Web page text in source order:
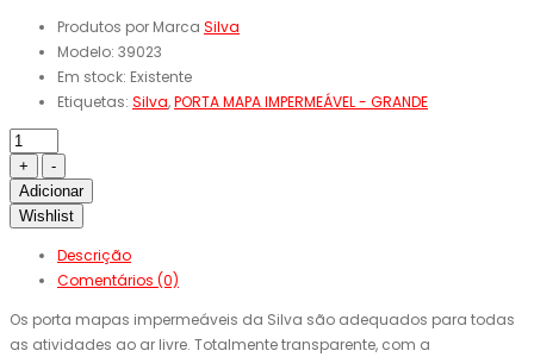
Produtos por Marca Silva
Modelo: 39023
Em stock: Existente
Etiquetas: Silva,PORTA MAPA IMPERMEÁVEL - GRANDE
Adicionar
Wishlist
Descrição
Comentários (0)
Os porta mapas impermeáveis da Silva são ​​adequados para todas
as atividades ao ar livre. Totalmentetransparente, com a